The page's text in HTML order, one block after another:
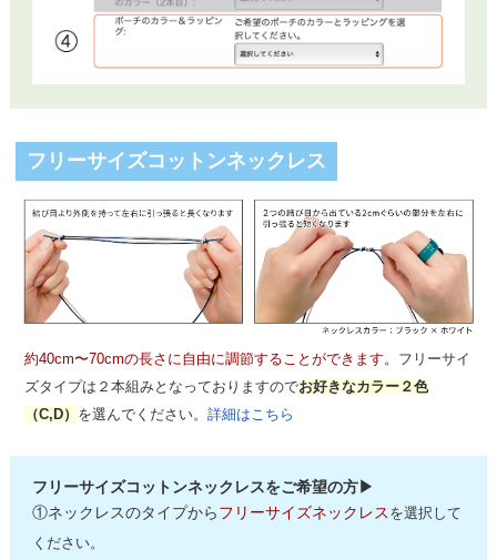
フリーサイズコットンネックレス
約40cm〜70cmの長さに自由に調節することができます。 フリーサイ
ズタイプは２本組みとなっておりますのでお好きなカラー２色
（C,D） を選んでください。 詳細はこちら
フリーサイズコットンネックレスをご希望の方▶
①ネックレスのタイプから フリーサイズネックレス を選択して
ください。